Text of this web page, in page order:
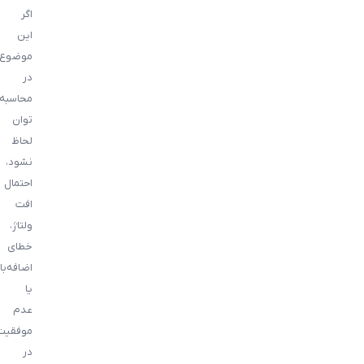
اگر
این
موضوع
در
محاسبه
توان
لحاظ
نشود،
احتمال
افت
ولتاژ،
خطای
یا
عدم
در